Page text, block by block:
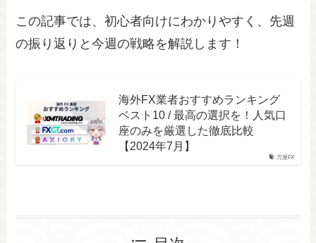
この記事では、初心者向けにわかりやすく、先週
の振り返りと今週の戦略を解説します！
万屋FX
海外FX業者おすすめランキング
ベスト10 / 最高の選択を！人気口
座のみを厳選した徹底比較
【2024年7月】